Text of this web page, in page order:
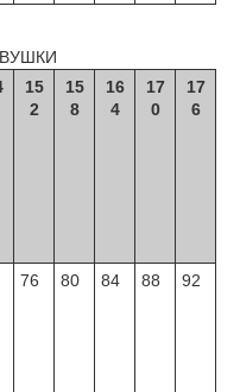
15
2
15
8
16
4
17
0
17
6
76 80 84 88 92